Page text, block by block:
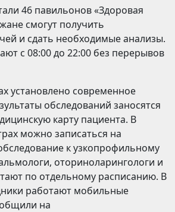
46 павильонов «Здоровая
смогут получить
и сдать необходимые анализы.
с 08:00 до 22:00 без перерывов
установлено современное
обследований заносятся
карту пациента. В
можно записаться на
к узкопрофильному
оториноларингологи и
по отдельному расписанию. В
работают мобильные
на